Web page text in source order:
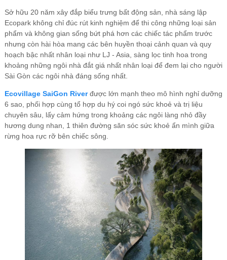
Sở hữu 20 năm xây đắp biểu trưng bất động sản, nhà sáng lập
Ecopark không chỉ đúc rút kinh nghiệm để thi công những loại sản
phẩm và không gian sống bứt phá hơn các chiếc tác phẩm trước
nhưng còn hài hòa mang các bên huyền thoại cảnh quan và quy
hoạch bậc nhất nhân loại như LJ - Asia, sàng lọc tinh hoa trong
khoảng những ngôi nhà đắt giá nhất nhân loại để đem lại cho người
Sài Gòn các ngôi nhà đáng sống nhất.
Ecovillage SaiGon Riverđược lớn mạnh theo mô hình nghỉ dưỡng
6 sao, phối hợp cùng tổ hợp du hý coi ngó sức khoẻ và trị liệu
chuyên sâu, lấy cảm hứng trong khoảng các ngôi làng nhỏ đầy
hương dung nhan, 1 thiên đường săn sóc sức khoẻ ẩn mình giữa
rừng hoa rực rỡ bên chiếc sông.